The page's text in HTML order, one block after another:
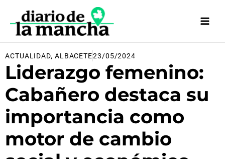
contenido
ACTUALIDAD, ALBACETE23/05/2024
Liderazgo femenino:
Cabañero destaca su
importancia como
motor de cambio